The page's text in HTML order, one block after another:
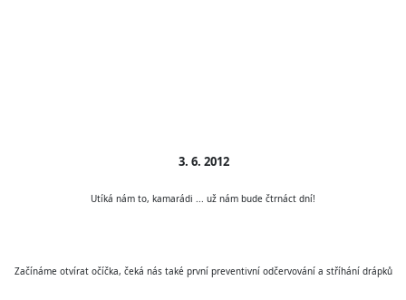
3. 6. 2012
Utíká nám to, kamarádi ... už nám bude čtrnáct dní!
Začínáme otvírat očíčka, čeká nás také první preventivní odčervování a stříhání drápků